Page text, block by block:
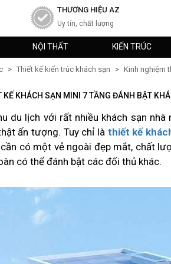
THƯƠNG HIỆU AZ
Uy tín, chất lượng
NỘI THẤT KIẾN TRÚC
> Thiết kế kiến trúc khách sạn > Kinh nghiệm
KẾ KHÁCH SẠN MINI 7 TẦNG ĐÁNH BẬT
du lịch với rất nhiều khách sạn nhà
ấn tượng. Tuy chỉ là thiết kế
có một vẻ ngoài đẹp mắt, chất
có thể đánh bật các đối thủ khác.